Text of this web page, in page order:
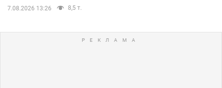
7.08.2026 13:26 8,5 т.